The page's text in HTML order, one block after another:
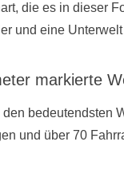
die es in dieser
und eine
markierte
den bedeutendsten
und über 70